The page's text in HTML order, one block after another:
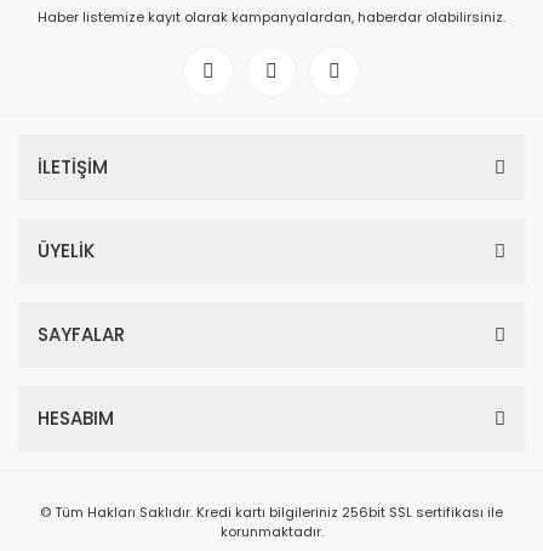
Haber listemize kayıt olarak kampanyalardan, haberdar olabilirsiniz.
İLETİŞİM
ÜYELİK
SAYFALAR
HESABIM
© Tüm Hakları Saklıdır. Kredi kartı bilgileriniz 256bit SSL sertifikası ile
korunmaktadır.